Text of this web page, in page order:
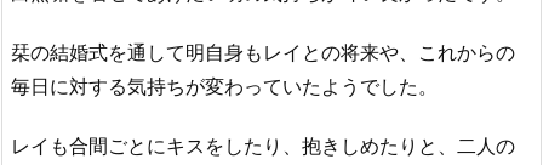
栞の結婚式を通して明自身もレイとの将来や、これからの
毎日に対する気持ちが変わっていたようでした。
レイも合間ごとにキスをしたり、抱きしめたりと、二人の